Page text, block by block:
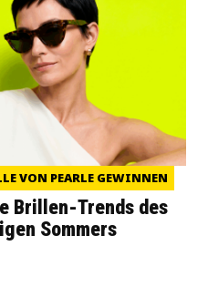
VON PEARLE GEWINNEN
Brillen-Trends des
Sommers